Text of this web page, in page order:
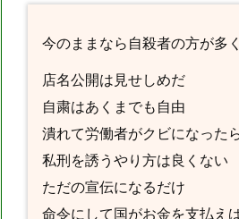
今のままなら自殺者の方が多
店名公開は見せしめだ
自粛はあくまでも自由
潰れて労働者がクビになった
私刑を誘うやり方は良くない
ただの宣伝になるだけ
命令にして国がお金を支払え